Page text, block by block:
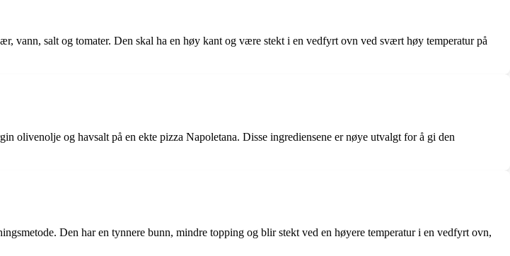
vann, salt og tomater. Den skal ha en høy kant og være stekt i en vedfyrt ovn ved svært høy temperatur på
olivenolje og havsalt på en ekte pizza Napoletana. Disse ingrediensene er nøye utvalgt for å gi den
Den har en tynnere bunn, mindre topping og blir stekt ved en høyere temperatur i en vedfyrt ovn,